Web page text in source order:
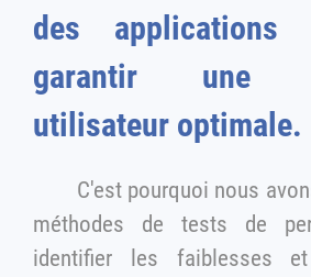
des applications
garantir une
utilisateur optimale.
C'est pourquoi nous avons développé des
méthodes de tests de
identifier les faiblesses